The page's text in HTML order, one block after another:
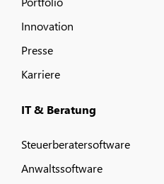
Innovation
Presse
Karriere
IT & Beratung
Steuerberatersoftware
Anwaltssoftware